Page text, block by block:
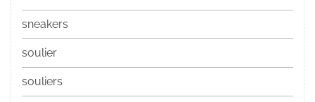
sneakers
soulier
souliers